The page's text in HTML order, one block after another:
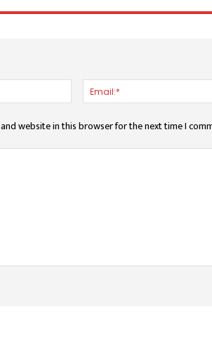
Name:*
and website in this browser for the next time I